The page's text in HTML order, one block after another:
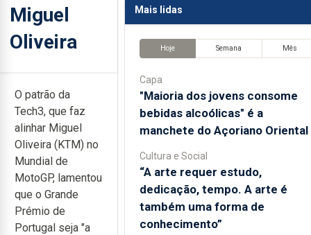
Miguel
Oliveira
O patrão da
Tech3, que faz
alinhar Miguel
Oliveira (KTM) no
Mundial de
MotoGP, lamentou
que o Grande
Prémio de
Portugal seja "a
Mais lidas
Hoje Semana Mês
Capa
"Maioria dos jovens consome
bebidas alcoólicas" é a
manchete do Açoriano Oriental
Cultura e Social
“A arte requer estudo,
dedicação, tempo. A arte é
também uma forma de
conhecimento”